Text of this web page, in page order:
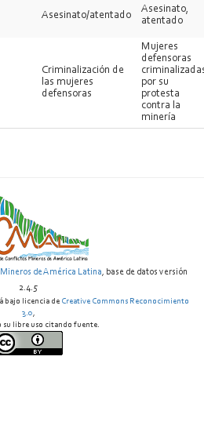
Asesinato/atentado
Asesinato,
atentado
Criminalización de
las mujeres
defensoras
Mujeres
defensoras
por su
protesta
contra la
minería
de América Latina, base de datos versión
2.4.5
bajo licencia de Creative Commons Reconocimiento
3.0,
su libre uso citando fuente.